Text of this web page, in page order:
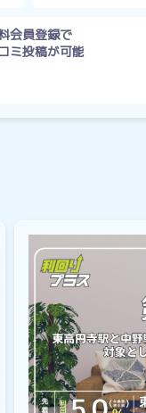
会員登録で
ミ投稿が可能